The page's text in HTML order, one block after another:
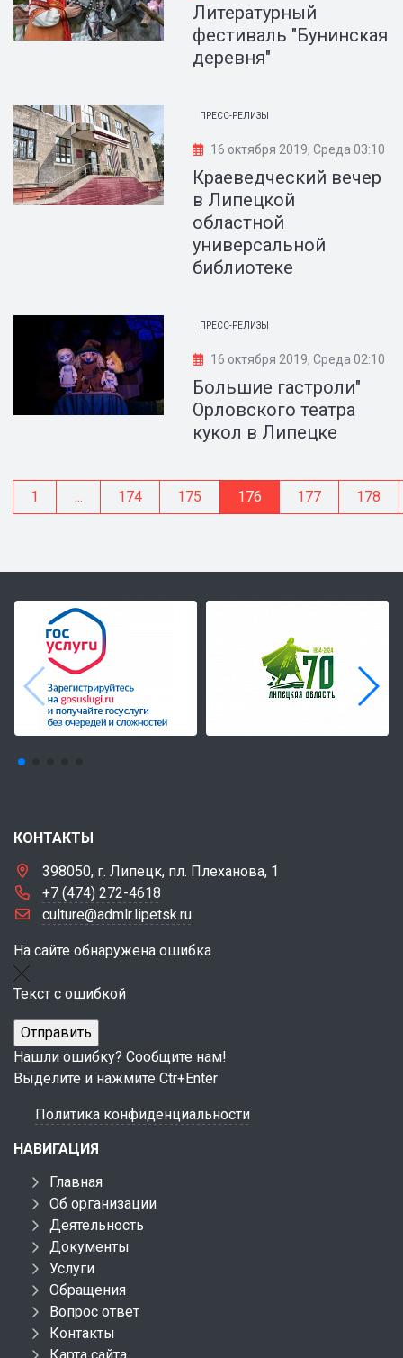
Литературный
фестиваль "Бунинская
деревня"
ПРЕСС-РЕЛИЗЫ
16 октября 2019, Среда 03:10
Краеведческий вечер
в Липецкой
областной
универсальной
библиотеке
ПРЕСС-РЕЛИЗЫ
16 октября 2019, Среда 02:10
Большие гастроли"
Орловского театра
кукол в Липецке
1 ... 174 175 176 177 178
КОНТАКТЫ
398050, г. Липецк, пл. Плеханова, 1
+7 (474) 272-4618
culture@admlr.lipetsk.ru
На сайте обнаружена ошибка
Текст с ошибкой
Нашли ошибку? Сообщите нам!
Выделите и нажмите Ctr+Enter
Политика конфиденциальности
НАВИГАЦИЯ
Главная
Об организации
Деятельность
Документы
Услуги
Обращения
Вопрос ответ
Контакты